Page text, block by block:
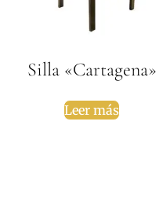
Silla «Cartagena»
Leer más